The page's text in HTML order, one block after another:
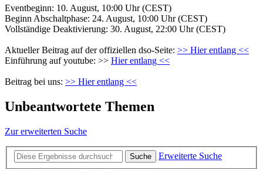
Eventbeginn: 10. August, 10:00 Uhr (CEST)
Beginn Abschaltphase: 24. August, 10:00 Uhr (CEST)
Vollständige Deaktivierung: 30. August, 22:00 Uhr (CEST)
Aktueller Beitrag auf der offiziellen dso-Seite: >> Hier entlang <<
Einführung auf youtube: >> Hier entlang <<
Beitrag bei uns: >> Hier entlang <<
Unbeantwortete Themen
Zur erweiterten Suche
Suche
Erweiterte Suche